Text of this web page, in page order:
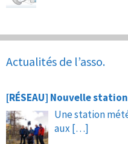
Actualités de l’asso.
[RÉSEAU] Nouvelle
Une station
aux […]